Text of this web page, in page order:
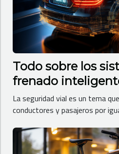
Todo sobre los
frenado
La seguridad vial es un tema
conductores y pasajeros por